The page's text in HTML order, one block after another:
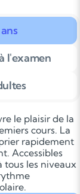
l'examen
le plaisir de la
cours. La
rapidement
Accessibles
tous les niveaux